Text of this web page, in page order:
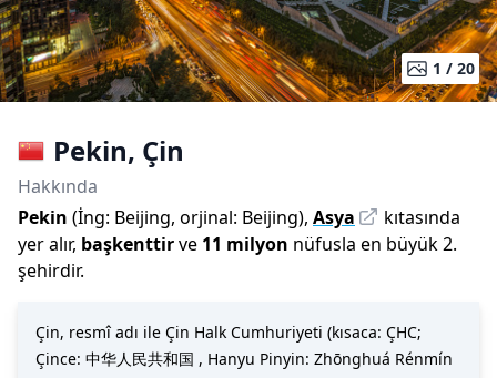
1 / 20
Pekin, Çin
Hakkında
Pekin (İng: Beijing, orjinal: Beijing), Asya
kıtasında
yer alır, başkenttirve 11 milyon nüfusla en büyük 2.
şehirdir.
Çin, resmî adı ile Çin Halk Cumhuriyeti (kısaca: ÇHC;
Çince: 中华人民共和国 , Hanyu Pinyin: Zhōnghuá Rénmín